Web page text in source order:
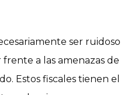
ser ruidoso
a las amenazas de
Estos fiscales tienen el